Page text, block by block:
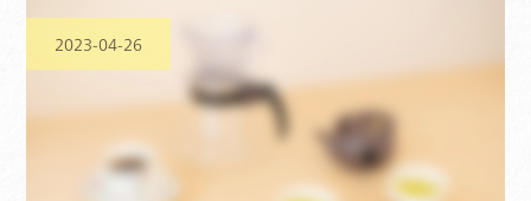
2023-04-26